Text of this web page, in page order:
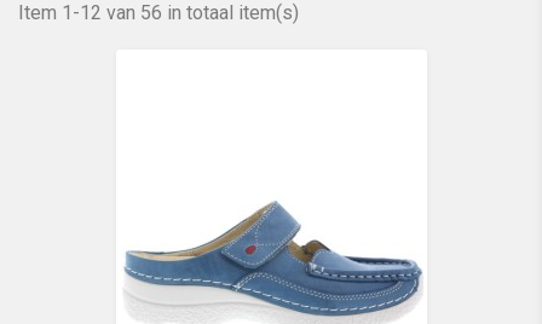
Item 1-12 van 56 in totaal item(s)